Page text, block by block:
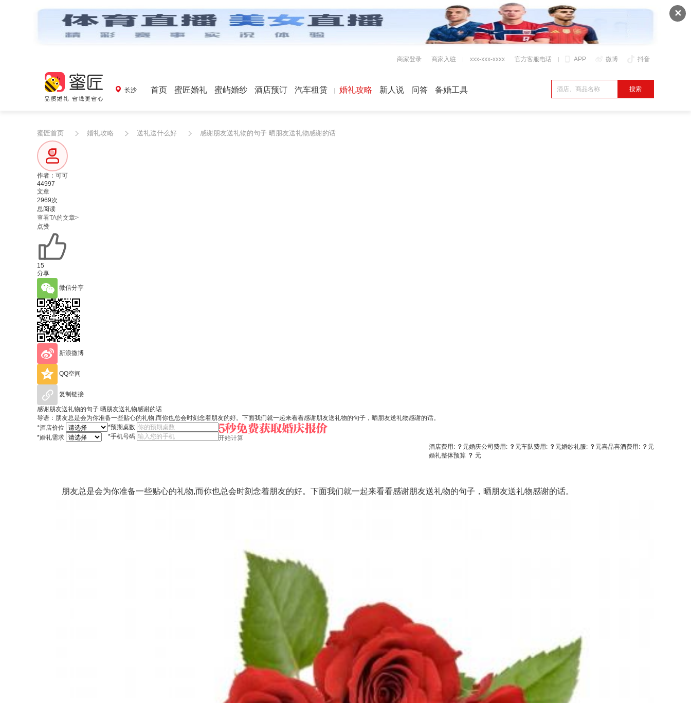
✕
APP 微博 抖音
商家登录 商家入驻 xxx-xxx-xxxx 官方客服电话
长沙 首页 蜜匠婚礼 蜜屿婚纱 酒店预订 汽车租赁 婚礼攻略 新人说 问答 备婚工具
蜜匠首页 婚礼攻略 送礼送什么好 感谢朋友送礼物的句子 晒朋友送礼物感谢的话
作者：可可
44997
文章
2969次
总阅读
查看TA的文章>
点赞
15
分享
微信分享
新浪微博
QQ空间
复制链接
感谢朋友送礼物的句子 晒朋友送礼物感谢的话
导语：朋友总是会为你准备一些贴心的礼物,而你也总会时刻念着朋友的好。下面我们就一起来看看感谢朋友送礼物的句子，晒朋友送礼物感谢的话。
*酒店价位
*婚礼需求
*预期桌数
*手机号码
开始计算
酒店费用: ？元婚庆公司费用: ？元车队费用: ？元婚纱礼服: ？元喜品喜酒费用: ？元
婚礼整体预算 ？ 元
朋友总是会为你准备一些贴心的礼物,而你也总会时刻念着朋友的好。下面我们就一起来看看感谢朋友送礼物的句子，晒朋友送礼物感谢的话。